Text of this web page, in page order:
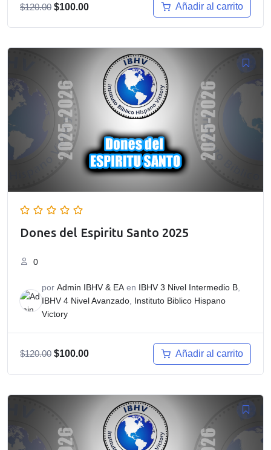
$120.00 El
$100.00El
$100.00.
Añadir al carrito
Dones del Espiritu Santo 2025
0
por Admin IBHV & EA en IBHV 3 Nivel Intermedio B
IBHV 4 Nivel Avanzado Instituto Biblico Hispano
Victory
$120.00 El
era:
$100.00El
es:
$100.00.
Añadir al carrito